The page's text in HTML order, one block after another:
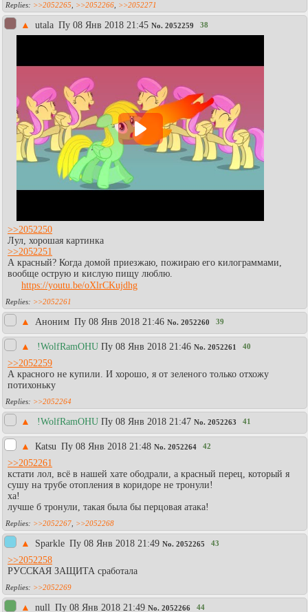
>>2052265 >>2052266 >>2052271
▲ utala Пy 08 Янв 2018 21:45 No. 2052259 38
>>2052250
Лул, хорошая картинка
>>2052251
А красный? Когда домой приезжаю, пожираю его килограммами,
вообще острую и кислую пищу люблю.
https://youtu.be/oXlrCKujdhg
>>2052261
▲ Аноним Пy 08 Янв 2018 21:46 No. 2052260 39
▲ !WolfRamOHU Пy 08 Янв 2018 21:46 No. 2052261 40
>>2052259
А красного не купили. И хорошо, я от зеленого только отхожу
потихоньку
>>2052264
▲ !WolfRamOHU Пy 08 Янв 2018 21:47 No. 2052263 41
▲ Каtsu Пy 08 Янв 2018 21:48 No. 2052264 42
>>2052261
кстати лол, всё в нашей хате ободрали, а красный перец, который я
сушу на трубе отопления в коридоре не тронули!
ха!
лучше б тронули, такая была бы перцовая атака!
>>2052267 >>2052268
▲ Sparkle Пy 08 Янв 2018 21:49 No. 2052265 43
>>2052258
РУССКАЯ ЗАЩИТА сработала
>>2052269
▲ null Пy 08 Янв 2018 21:49 No. 2052266 44